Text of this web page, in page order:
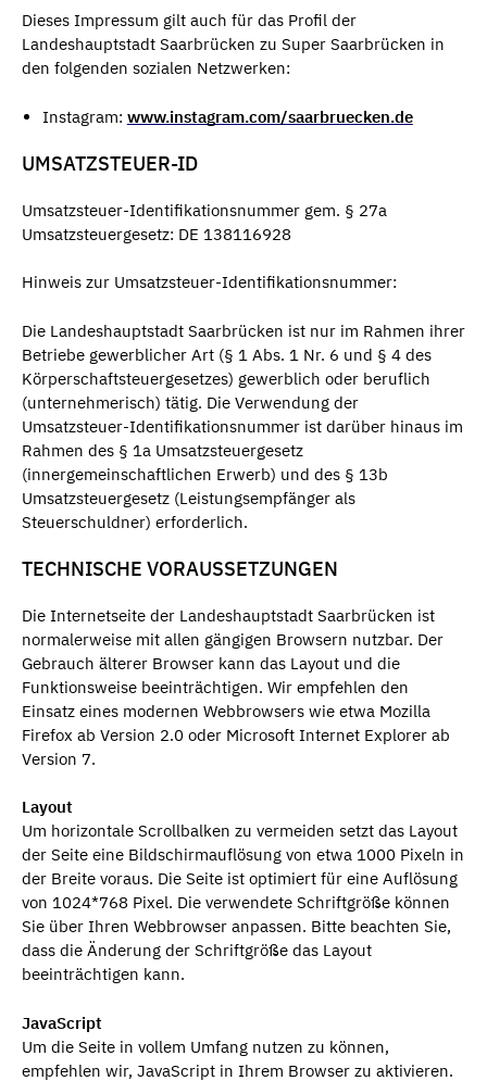
Dieses Impressum gilt auch für das Profil der
Landeshauptstadt Saarbrücken zu Super Saarbrücken in
den folgenden sozialen Netzwerken:
Instagram: www.instagram.com/saarbruecken.de
UMSATZSTEUER-ID
Umsatzsteuer-Identifikationsnummer gem. § 27a
Umsatzsteuergesetz: DE 138116928
Hinweis zur Umsatzsteuer-Identifikationsnummer:
Die Landeshauptstadt Saarbrücken ist nur im Rahmen ihrer
Betriebe gewerblicher Art (§ 1 Abs. 1 Nr. 6 und § 4 des
Körperschaftsteuergesetzes) gewerblich oder beruflich
(unternehmerisch) tätig. Die Verwendung der
Umsatzsteuer-Identifikationsnummer ist darüber hinaus im
Rahmen des § 1a Umsatzsteuergesetz
(innergemeinschaftlichen Erwerb) und des § 13b
Umsatzsteuergesetz (Leistungsempfänger als
Steuerschuldner) erforderlich.
TECHNISCHE VORAUSSETZUNGEN
Die Internetseite der Landeshauptstadt Saarbrücken ist
normalerweise mit allen gängigen Browsern nutzbar. Der
Gebrauch älterer Browser kann das Layout und die
Funktionsweise beeinträchtigen. Wir empfehlen den
Einsatz eines modernen Webbrowsers wie etwa Mozilla
Firefox ab Version 2.0 oder Microsoft Internet Explorer ab
Version 7.
Layout
Um horizontale Scrollbalken zu vermeiden setzt das Layout
der Seite eine Bildschirmauflösung von etwa 1000 Pixeln in
der Breite voraus. Die Seite ist optimiert für eine Auflösung
von 1024*768 Pixel. Die verwendete Schriftgröße können
Sie über Ihren Webbrowser anpassen. Bitte beachten Sie,
dass die Änderung der Schriftgröße das Layout
beeinträchtigen kann.
JavaScript
Um die Seite in vollem Umfang nutzen zu können,
empfehlen wir, JavaScript in Ihrem Browser zu aktivieren.